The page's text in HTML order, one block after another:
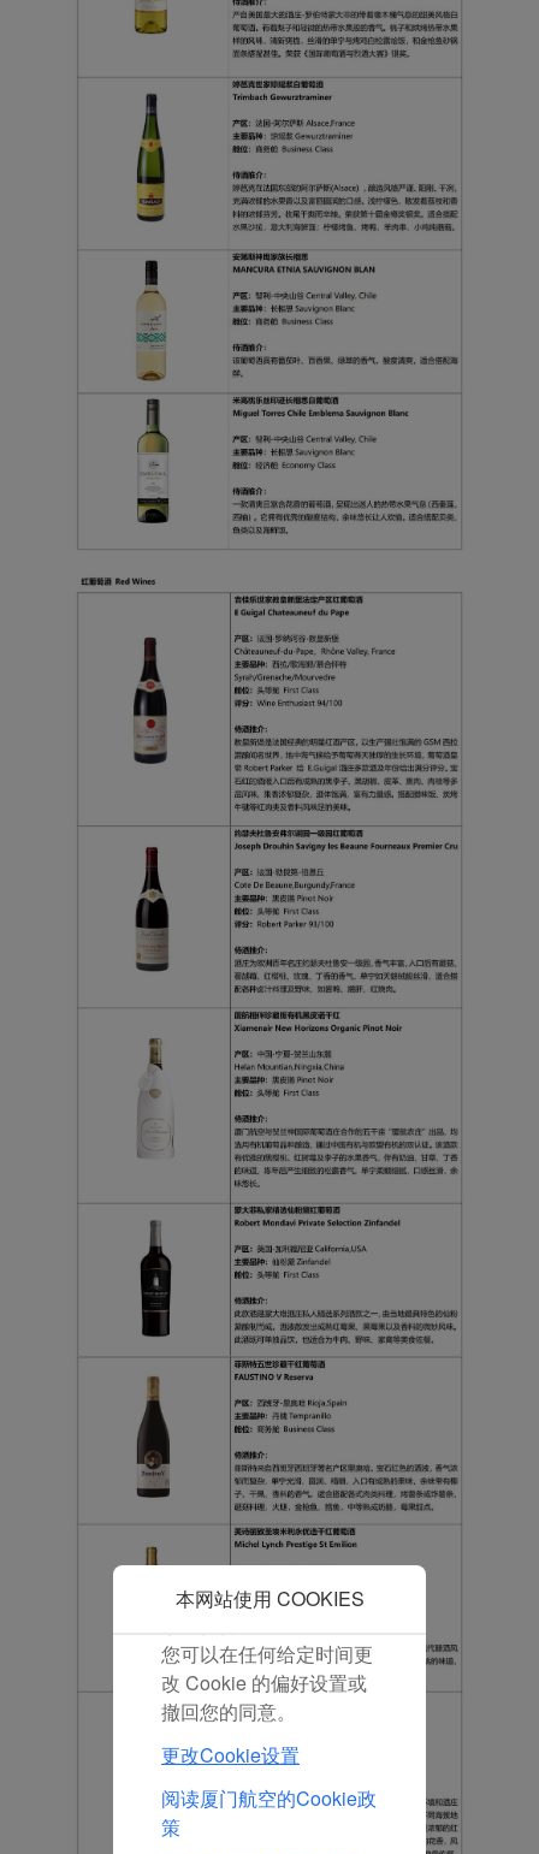
本网站使用 COOKIES
Xiamenair.com使用功能
型和分析型Cookie 来确
保我们的网站正常运行，
并为您提供最佳的用户体
验。 使用本网站，功能型
和分析型Cookie将被安装
在您的浏览器中。
在您的同意下，我们还将
使用营销Cookie (i) 分析
我们的营销绩效 (ii) 个性
化我们广告中的优惠信
息。 通过放置这些
Cookie，厦门航空和第三
方可以跟踪您的互联网行
为以使我们的内容和广告
与您的兴趣更加契合。
点击“接受”即表示您同意
放置所有的营销Cookie。
点击“拒绝”，我们将不会
您可以在任何给定时间更
改 Cookie 的偏好设置或
撤回您的同意。
更改Cookie设置
阅读厦门航空的Cookie政
策